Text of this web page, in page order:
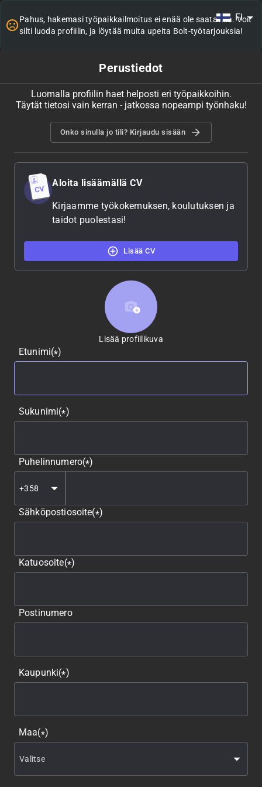
FI
Pahus, hakemasi työpaikkailmoitus ei enää ole saatavilla. Voit
silti luoda profiilin, ja löytää muita upeita Bolt-työtarjouksia!
Perustiedot
Luomalla profiilin haet helposti eri työpaikkoihin.
Täytät tietosi vain kerran - jatkossa nopeampi työnhaku!
Onko sinulla jo tili? Kirjaudu sisään
Aloita lisäämällä CV
Kirjaamme työkokemuksen, koulutuksen ja
taidot puolestasi!
Lisää CV
Lisää profiilikuva
Lisää profiilikuva
Etunimi(*)
Sukunimi(*)
Puhelinnumero(*)
Sähköpostiosoite(*)
Katuosoite(*)
Postinumero
Kaupunki(*)
Maa(*)